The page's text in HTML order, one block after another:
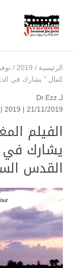
الرئيسية /
2019
/
كمال ” يشارك في
لـ Dr.Ezz
21/11/2019 |
2019
|
الفيلم
يشارك في
القدس